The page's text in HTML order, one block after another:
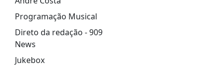
Programação Musical
Direto da redação - 909
News
Jukebox